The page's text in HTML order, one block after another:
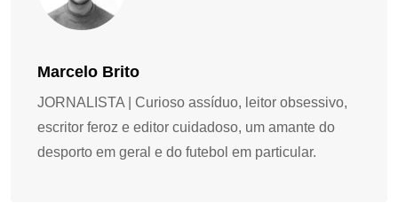
Marcelo Brito
JORNALISTA | Curioso assíduo, leitor obsessivo,
escritor feroz e editor cuidadoso, um amante do
desporto em geral e do futebol em particular.